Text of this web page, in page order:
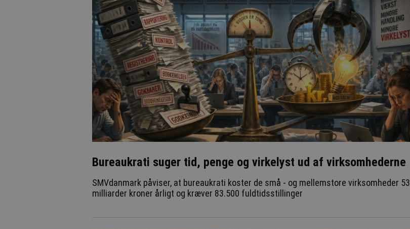
Bureaukrati suger tid, penge og virkelyst ud af virksomhederne
SMVdanmark påviser, at bureaukrati koster de små - og mellemstore virksomheder 53
milliarder kroner årligt og kræver 83.500 fuldtidsstillinger